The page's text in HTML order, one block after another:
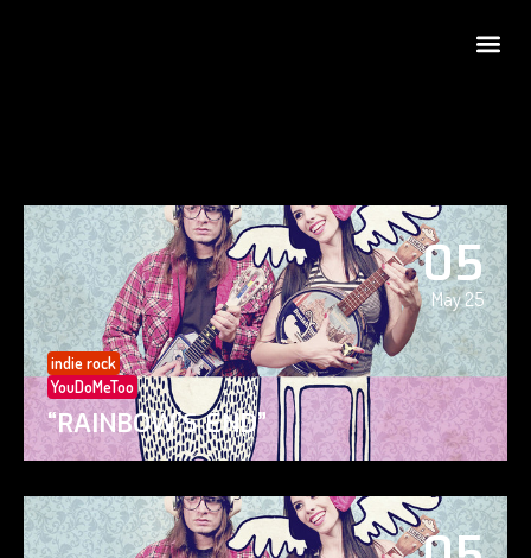
05
May 25
indie rock
YouDoMeToo
“RAINBOW’S END”